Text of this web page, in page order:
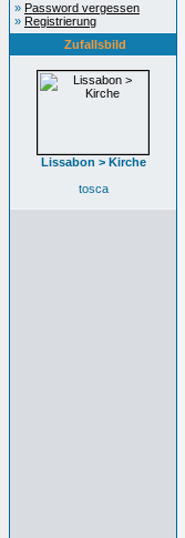
» Password vergessen
» Registrierung
Zufallsbild
Lissabon > Kirche
tosca